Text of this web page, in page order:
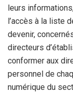
leurs
l’accès à la liste
devenir,
directeurs
conformer aux
personnel de
numérique du